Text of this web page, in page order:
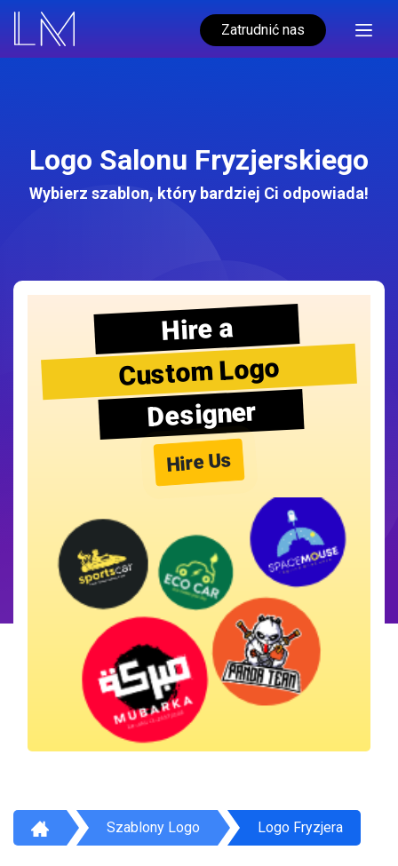
Zatrudnić nas
Logo Salonu Fryzjerskiego
Wybierz szablon, który bardziej Ci odpowiada!
Hire a
Custom Logo
Designer
Hire Us
Szablony Logo Logo Fryzjera